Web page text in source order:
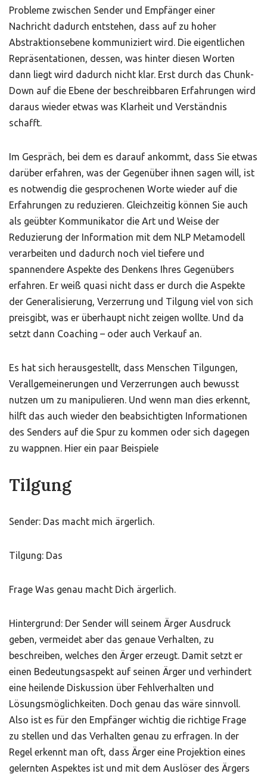
Probleme zwischen Sender und Empfänger einer
Nachricht dadurch entstehen, dass auf zu hoher
Abstraktionsebene kommuniziert wird. Die eigentlichen
Repräsentationen, dessen, was hinter diesen Worten
dann liegt wird dadurch nicht klar. Erst durch das Chunk-
Down auf die Ebene der beschreibbaren Erfahrungen wird
daraus wieder etwas was Klarheit und Verständnis
schafft.
Im Gespräch, bei dem es darauf ankommt, dass Sie etwas
darüber erfahren, was der Gegenüber ihnen sagen will, ist
es notwendig die gesprochenen Worte wieder auf die
Erfahrungen zu reduzieren. Gleichzeitig können Sie auch
als geübter Kommunikator die Art und Weise der
Reduzierung der Information mit dem NLP Metamodell
verarbeiten und dadurch noch viel tiefere und
spannendere Aspekte des Denkens Ihres Gegenübers
erfahren. Er weiß quasi nicht dass er durch die Aspekte
der Generalisierung, Verzerrung und Tilgung viel von sich
preisgibt, was er überhaupt nicht zeigen wollte. Und da
setzt dann Coaching – oder auch Verkauf an.
Es hat sich herausgestellt, dass Menschen Tilgungen,
Verallgemeinerungen und Verzerrungen auch bewusst
nutzen um zu manipulieren. Und wenn man dies erkennt,
hilft das auch wieder den beabsichtigten Informationen
des Senders auf die Spur zu kommen oder sich dagegen
zu wappnen. Hier ein paar Beispiele
Tilgung
Sender: Das macht mich ärgerlich.
Tilgung: Das
Frage Was genau macht Dich ärgerlich.
Hintergrund: Der Sender will seinem Ärger Ausdruck
geben, vermeidet aber das genaue Verhalten, zu
beschreiben, welches den Ärger erzeugt. Damit setzt er
einen Bedeutungsaspekt auf seinen Ärger und verhindert
eine heilende Diskussion über Fehlverhalten und
Lösungsmöglichkeiten. Doch genau das wäre sinnvoll.
Also ist es für den Empfänger wichtig die richtige Frage
zu stellen und das Verhalten genau zu erfragen. In der
Regel erkennt man oft, dass Ärger eine Projektion eines
gelernten Aspektes ist und mit dem Auslöser des Ärgers